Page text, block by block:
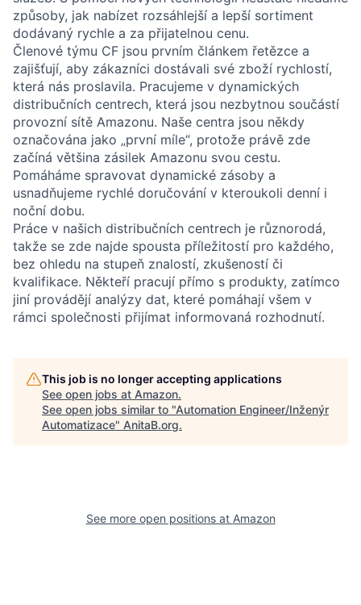
způsoby, jak nabízet rozsáhlejší a lepší sortiment
dodávaný rychle a za přijatelnou cenu.
Členové týmu CF jsou prvním článkem řetězce a
zajišťují, aby zákazníci dostávali své zboží rychlostí,
která nás proslavila. Pracujeme v dynamických
distribučních centrech, která jsou nezbytnou součástí
provozní sítě Amazonu. Naše centra jsou někdy
označována jako „první míle“, protože právě zde
začíná většina zásilek Amazonu svou cestu.
Pomáháme spravovat dynamické zásoby a
usnadňujeme rychlé doručování v kteroukoli denní i
noční dobu.
Práce v našich distribučních centrech je různorodá,
takže se zde najde spousta příležitostí pro každého,
bez ohledu na stupeň znalostí, zkušeností či
kvalifikace. Někteří pracují přímo s produkty, zatímco
jiní provádějí analýzy dat, které pomáhají všem v
rámci společnosti přijímat informovaná rozhodnutí.
This job is no longer accepting applications
See open jobs at Amazon.
See open jobs similar to "Automation Engineer/Inženýr
Automatizace" AnitaB.org.
See more open positions at Amazon